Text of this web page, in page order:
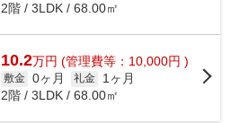
2階 / 3LDK / 68.00㎡
10.2万円 (管理費等：10,000円 )
敷金 0ヶ月 礼金
1ヶ月
2階 / 3LDK / 68.00㎡